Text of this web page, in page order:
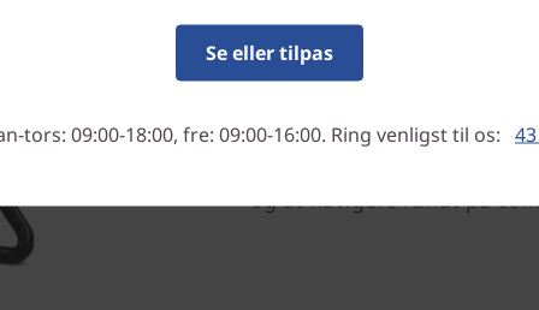
Bliv mere interaktiv
Du kan få en touchskærm
så du kan trykke på og
også sjovere og mere
og at navigere rundt på
Se eller tilpas
tors: 09:00-18:00, fre: 09:00-16:00. Ring venligst til os: